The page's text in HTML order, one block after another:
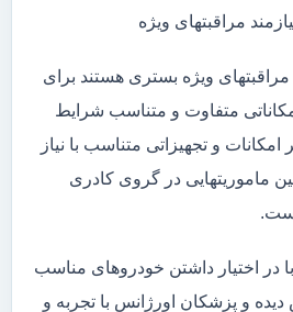
مراقبتهای ویژه
ویژه بستری هستند برای
متفاوت و متناسب شرایط
امکانات و تجهیزاتی متناسب با نیاز
ماموریتهایی در گروی کادری
در اختیار داشتن خودروهای مناسب
و پزشکان اورژانس با تجربه و